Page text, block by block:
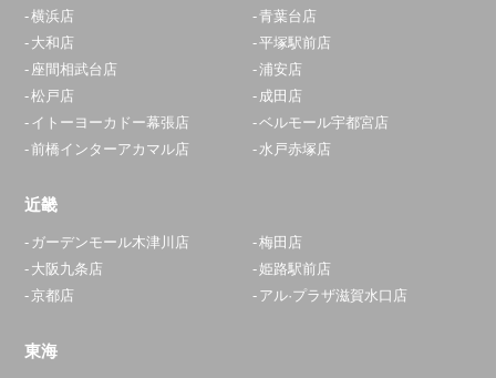
横浜店
青葉台店
大和店
平塚駅前店
座間相武台店
浦安店
松戸店
成田店
イトーヨーカドー幕張店
ベルモール宇都宮店
前橋インターアカマル店
水戸赤塚店
近畿
ガーデンモール木津川店
梅田店
大阪九条店
姫路駅前店
京都店
アル·プラザ滋賀水口店
東海